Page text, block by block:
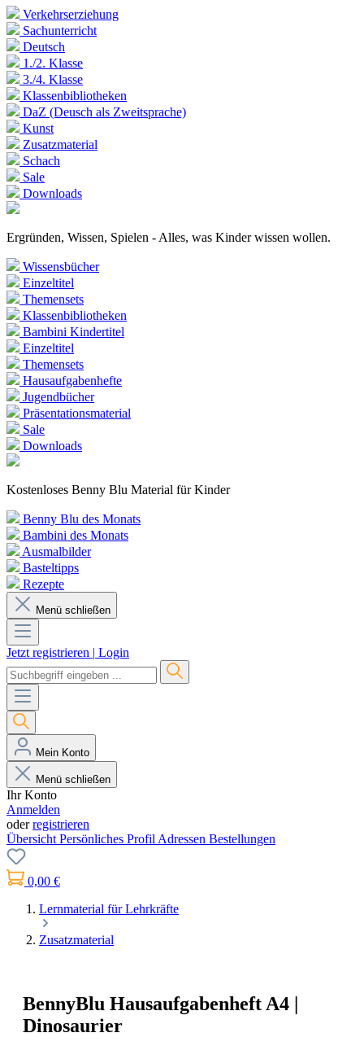
Verkehrserziehung
Sachunterricht
Deutsch
1./2. Klasse
3./4. Klasse
Klassenbibliotheken
DaZ (Deusch als Zweitsprache)
Kunst
Zusatzmaterial
Schach
Sale
Downloads
Ergründen, Wissen, Spielen - Alles, was Kinder wissen wollen.
Wissensbücher
Einzeltitel
Themensets
Klassenbibliotheken
Bambini Kindertitel
Einzeltitel
Themensets
Hausaufgabenhefte
Jugendbücher
Präsentationsmaterial
Sale
Downloads
Kostenloses Benny Blu Material für Kinder
Benny Blu des Monats
Bambini des Monats
Ausmalbilder
Basteltipps
Rezepte
Menü schließen
Jetzt registrieren | Login
Mein Konto
Menü schließen
Ihr Konto
Anmelden
oderregistrieren
Übersicht Persönliches Profil Adressen Bestellungen
0,00 €
Lernmaterial für Lehrkräfte
Zusatzmaterial
BennyBlu Hausaufgabenheft A4 |
Dinosaurier